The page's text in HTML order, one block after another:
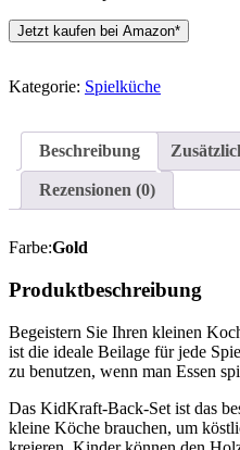
Jetzt kaufen bei Amazon*
Kategorie: Spielküche
Beschreibung
Rezensionen (0)
Farbe:Gold
Produktbeschreibung
Begeistern Sie Ihren kleinen
ist die ideale Beilage für jede
zu benutzen, wenn man Essen
Das KidKraft-Back-Set ist das
kleine Köche brauchen, um